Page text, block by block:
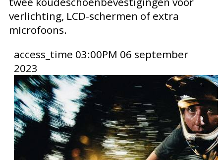
verlichting, LCD-schermen of extra
microfoons.
access_time 03:00PM 06 september
2023